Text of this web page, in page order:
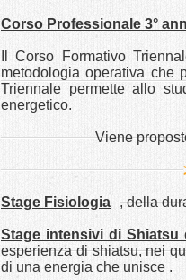
Corso Professionale 3°
Il Corso Formativo
metodologia operativa che
Triennale permette allo
energetico.
Viene
Stage Fisiologia , della
Stage intensivi di Shiatsu
esperienza di shiatsu, nei
di una energia che unisce .